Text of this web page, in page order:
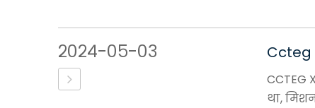
२०२४-०५-०३
CCTEG
था,